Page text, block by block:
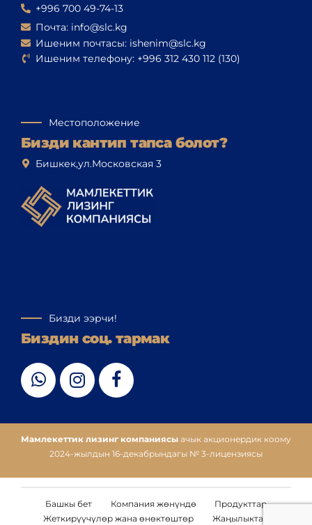
+996 700 49-74-13
Почта: info@slc.kg
Ишеним почтасы: ishenim@slc.kg
Ишеним телефону: +996 312 430 112 (130)
Местоположение
Бизди кантип тапса болот?
Бишкек,ул.Московская 3
Бизди ээрчи!
Биздин соц. тармак
Мамлекеттик лизинг компаниясы ачык акционердик коому
2024-жылдын 16-декабрындагы № 3-лицензиясы
Башкы бет Компания жөнүндө
Продукттар
Жеткирүүчүлөр жана өнөктөштөр
Жаңылыктар